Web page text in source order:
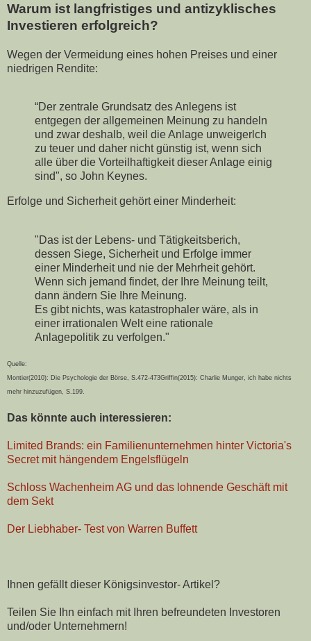
Warum ist langfristiges und antizyklisches
Investieren erfolgreich?
Wegen der Vermeidung eines hohen Preises und einer
niedrigen Rendite:
“Der zentrale Grundsatz des Anlegens ist
entgegen der allgemeinen Meinung zu handeln
und zwar deshalb, weil die Anlage unweigerlch
zu teuer und daher nicht günstig ist, wenn sich
alle über die Vorteilhaftigkeit dieser Anlage einig
sind", so John Keynes.
Erfolge und Sicherheit gehört einer Minderheit:
"Das ist der Lebens- und Tätigkeitsberich,
dessen Siege, Sicherheit und Erfolge immer
einer Minderheit und nie der Mehrheit gehört.
Wenn sich jemand findet, der Ihre Meinung teilt,
dann ändern Sie Ihre Meinung.
Es gibt nichts, was katastrophaler wäre, als in
einer irrationalen Welt eine rationale
Anlagepolitik zu verfolgen."
Quelle:
Montier(2010): Die Psychologie der Börse, S.472-473Griffin(2015): Charlie Munger, ich habe nichts
mehr hinzuzufügen, S.199.
Das könnte auch interessieren:
Limited Brands: ein Familienunternehmen hinter Victoria's
Secret mit hängendem Engelsflügeln
Schloss Wachenheim AG und das lohnende Geschäft mit
dem Sekt
Der Liebhaber- Test von Warren Buffett
Ihnen gefällt dieser Königsinvestor- Artikel?
Teilen Sie Ihn einfach mit Ihren befreundeten Investoren
und/oder Unternehmern!